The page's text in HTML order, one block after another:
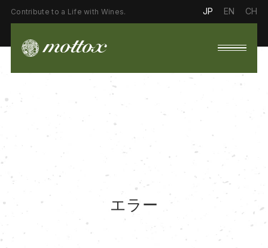
Contribute to a Life with Wines. JP EN CH
エラー